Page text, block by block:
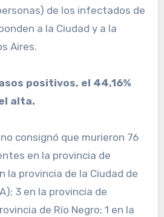
de los infectados de
a la Ciudad y a la
Aires.
positivos, el 44,16%
alta.
consignó que murieron 76
en la provincia de
la provincia de la Ciudad de
3 en la provincia de
de Río Negro; 1 en la